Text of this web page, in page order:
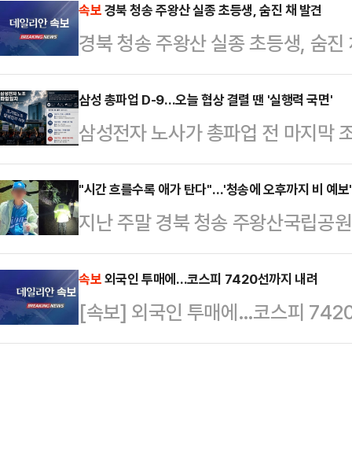
과'가 대구에서만큼은 온전히 작동
이다. 정치권에서는 이른바 '샤이
동하고 있다는 분석을 내놨다
28~29일 무선 100% 전화면접 방
이 대통령 국정 긍정평가는 61%,
면 대구 민심도 이 대…
속보경북 청송 주왕산 실종 초등생, 숨진 채 발견
경북 청송 주왕산 실종 초등생, 숨진
삼성 총파업 D-9…오늘 협상 결렬 땐 '실행력 국면'
삼성전자 노사가 총파업 전 마지막
운 마라톤 협상에도 핵심 쟁점에서
실제 파업 참여율과 법원 판단, 노
변수로 떠오르고 있다는 분석이 나
이날 오전 정부세종청사 중앙노동
다. 전날 열린 1차 회의는 오전 10
이어졌지만 최종 합의에는 이르지
부분은 성과급…
"시간 흐를수록 애가 탄다"…'청송에 오후까지 비 예
지난 주말 경북 청송 주왕산국립공
당국이 사흘째 수색 작업을 벌이고
경찰과 소방은 헬기와 대규모 인력
방본부는 야간 수색에서 인력 80
원 12명)과 열화상 카메라가 장착
속보외국인 투매에…코스피 7420선까지 내려
[속보] 외국인 투매에…코스피